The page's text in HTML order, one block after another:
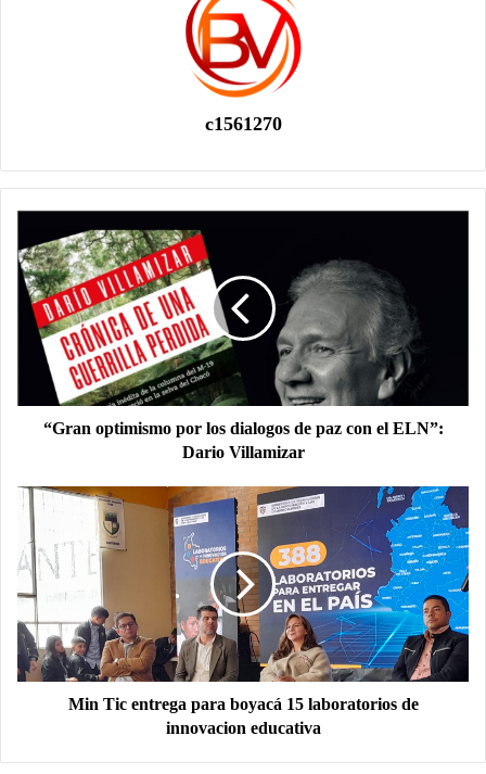
c1561270
“Gran optimismo por los dialogos de paz con el ELN”:
Dario Villamizar
Min Tic entrega para boyacá 15 laboratorios de
innovacion educativa